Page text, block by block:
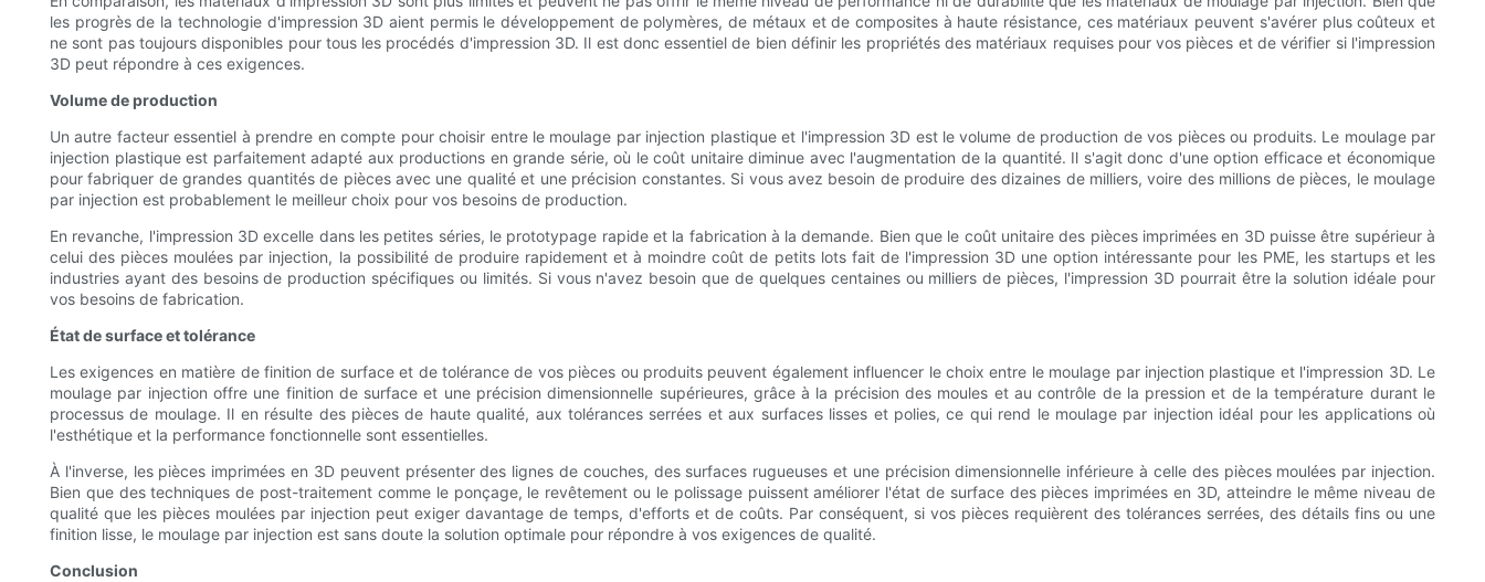
les progrès de la technologie d'impression 3D aient permis le développement de polymères, de métaux et de composites à haute résistance, ces matériaux peuvent s'avérer plus coûteux et
ne sont pas toujours disponibles pour tous les procédés d'impression 3D. Il est donc essentiel de bien définir les propriétés des matériaux requises pour vos pièces et de vérifier si l'impression
3D peut répondre à ces exigences.
Volume de production
Un autre facteur essentiel à prendre en compte pour choisir entre le moulage par injection plastique et l'impression 3D est le volume de production de vos pièces ou produits. Le moulage par
injection plastique est parfaitement adapté aux productions en grande série, où le coût unitaire diminue avec l'augmentation de la quantité. Il s'agit donc d'une option efficace et économique
pour fabriquer de grandes quantités de pièces avec une qualité et une précision constantes. Si vous avez besoin de produire des dizaines de milliers, voire des millions de pièces, le moulage
par injection est probablement le meilleur choix pour vos besoins de production.
En revanche, l'impression 3D excelle dans les petites séries, le prototypage rapide et la fabrication à la demande. Bien que le coût unitaire des pièces imprimées en 3D puisse être supérieur à
celui des pièces moulées par injection, la possibilité de produire rapidement et à moindre coût de petits lots fait de l'impression 3D une option intéressante pour les PME, les startups et les
industries ayant des besoins de production spécifiques ou limités. Si vous n'avez besoin que de quelques centaines ou milliers de pièces, l'impression 3D pourrait être la solution idéale pour
vos besoins de fabrication.
État de surface et tolérance
Les exigences en matière de finition de surface et de tolérance de vos pièces ou produits peuvent également influencer le choix entre le moulage par injection plastique et l'impression 3D. Le
moulage par injection offre une finition de surface et une précision dimensionnelle supérieures, grâce à la précision des moules et au contrôle de la pression et de la température durant le
processus de moulage. Il en résulte des pièces de haute qualité, aux tolérances serrées et aux surfaces lisses et polies, ce qui rend le moulage par injection idéal pour les applications où
l'esthétique et la performance fonctionnelle sont essentielles.
À l'inverse, les pièces imprimées en 3D peuvent présenter des lignes de couches, des surfaces rugueuses et une précision dimensionnelle inférieure à celle des pièces moulées par injection.
Bien que des techniques de post-traitement comme le ponçage, le revêtement ou le polissage puissent améliorer l'état de surface des pièces imprimées en 3D, atteindre le même niveau de
qualité que les pièces moulées par injection peut exiger davantage de temps, d'efforts et de coûts. Par conséquent, si vos pièces requièrent des tolérances serrées, des détails fins ou une
finition lisse, le moulage par injection est sans doute la solution optimale pour répondre à vos exigences de qualité.
Conclusion